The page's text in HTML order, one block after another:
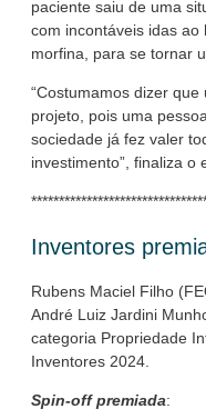
paciente saiu de uma
com incontáveis idas
morfina, para se tornar
“Costumamos dizer
projeto, pois uma
sociedade já fez valer
investimento”, finaliza o
Inventores
Rubens Maciel Filho
André Luiz Jardini
categoria Propriedade
Inventores 2024.
Spin-off premiada: